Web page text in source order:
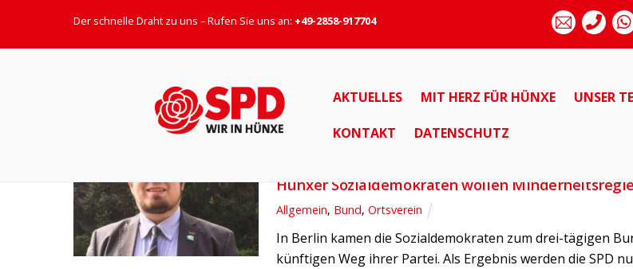
Der schnelle Draht zu uns – Rufen Sie uns an: +49-2858-917704
AKTUELLES MIT HERZ FÜR HÜNXE UNSER
KONTAKT DATENSCHUTZ
Hünxer Sozialdemokraten wollen
Allgemein, Bund,Ortsverein
In Berlin kamen die Sozialdemokraten zum drei-tägigen
künftigen Weg ihrer Partei. Als Ergebnis werden die SPD